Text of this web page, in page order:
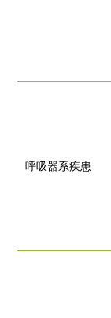
呼吸器系疾患